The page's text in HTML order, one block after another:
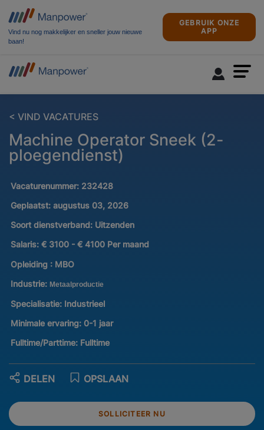
Vind nu nog makkelijker en sneller jouw nieuwe
baan!
GEBRUIK ONZE
APP
< VIND VACATURES
Machine Operator Sneek (2-
ploegendienst)
Vacaturenummer: 232428
Geplaatst: augustus 03, 2026
Soort dienstverband: Uitzenden
Salaris: € 3100 - € 4100 Per maand
Opleiding : MBO
Industrie: Metaalproductie
Specialisatie: Industrieel
Minimale ervaring: 0-1 jaar
Fulltime/Parttime: Fulltime
SOLLICITEER NU
OPSLAAN
DELEN